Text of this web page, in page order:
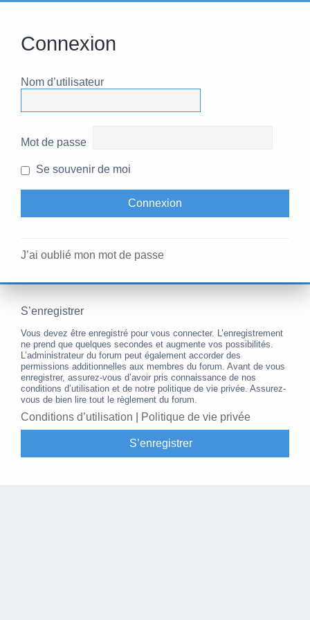
Connexion
Nom d’utilisateur
Mot de passe
Se souvenir de moi
J’ai oublié mon mot de passe
S’enregistrer
Vous devez être enregistré pour vous connecter. L’enregistrement
ne prend que quelques secondes et augmente vos possibilités.
L’administrateur du forum peut également accorder des
permissions additionnelles aux membres du forum. Avant de vous
enregistrer, assurez-vous d’avoir pris connaissance de nos
conditions d’utilisation et de notre politique de vie privée. Assurez-
vous de bien lire tout le règlement du forum.
Conditions d’utilisation Politique de vie privée
S’enregistrer